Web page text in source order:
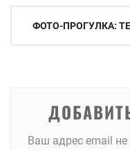
Навигация
ФОТО-ПРОГУЛКА:
Ваш адрес email не